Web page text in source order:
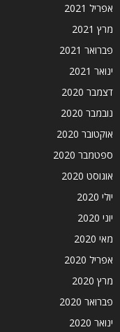
אפריל 2021
מרץ 2021
פברואר 2021
ינואר 2021
דצמבר 2020
נובמבר 2020
אוקטובר 2020
ספטמבר 2020
אוגוסט 2020
יולי 2020
יוני 2020
מאי 2020
אפריל 2020
מרץ 2020
פברואר 2020
ינואר 2020